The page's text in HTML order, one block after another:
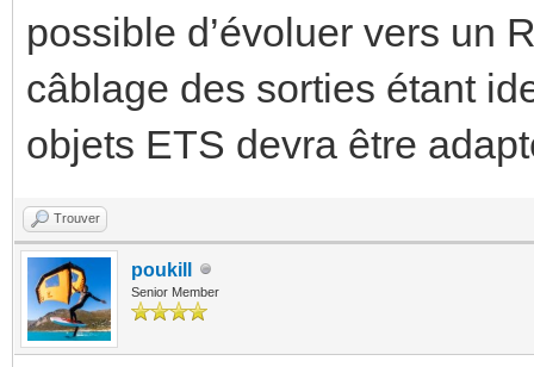
possible d’évoluer vers un
câblage des sorties étant
objets ETS devra être
Trouver
poukill
Senior Member